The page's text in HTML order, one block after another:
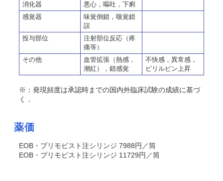
消化器
悪心，嘔吐，下痢
感覚器
味覚倒錯，嗅覚錯
誤
投与部位
注射部位反応（疼
痛等）
その他
血管拡張（熱感，
潮紅），錯感覚
不快感，異常感，
ビリルビン上昇
※：発現頻度は承認時までの国内外臨床試験の成績に基づ
く．
薬価
EOB・プリモビスト注シリンジ 7988円／筒
EOB・プリモビスト注シリンジ 11729円／筒